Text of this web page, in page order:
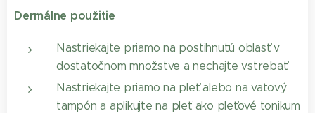
Dermálne použitie
Nastriekajte priamo na postihnutú oblasť v
dostatočnom množstve a nechajte vstrebať.
Nastriekajte priamo na pleť alebo na vatový
tampón a aplikujte na pleť ako pleťové tonikum